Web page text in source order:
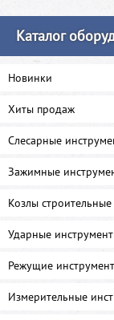
Каталог
Новинки
Хиты продаж
Слесарные
Зажимные
Козлы строительные
Ударные
Режущие
Измерительные